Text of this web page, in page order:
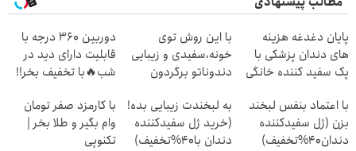
پایان دغدغه هزینه
های دندان پزشکی با
پک سفید کننده خانگی
با این روش توی
خونه،سفیدی و زیبایی
دندوناتو برگردون
دوربین 360 درجه با
قابلیت دارای دید در
شب🔥با تخفیف بخر!!
با اعتماد بنفس لبخند
بزن (ژل سفیدکننده
دندان40%تخفیف)
به لبخندت زیبایی بده!
(خرید ژل سفیدکننده
دندان با40%تخفیف)
با کارمزد صفر تومان
وام بگیر و طلا بخر |
تکنوپی